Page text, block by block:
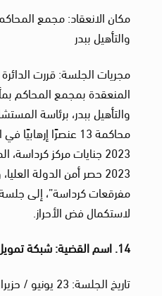
مكان الانعقاد: مجمع
والتأهيل ببدر
مجريات الجلسة: قررت الدائرة
المنعقدة بمجمع المحاكم
والتأهيل ببدر، برئاسة
2023 حصر أمن الدولة
لاستكمال فض الأحراز.
14. اسم القضية: شبكة تمويل الإرهاب الإعلامي الكبرى
تاريخ الجلسة: 23 يونيو / حزيران 2025